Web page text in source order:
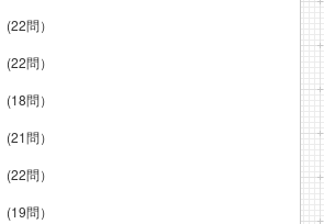
(22問）
(22問）
(18問）
(21問）
(22問）
(19問）